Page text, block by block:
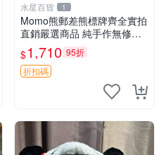
水星百貨 1
Momo熊郵差熊標牌齊全實拍
直銷嚴選商品 純手作無修圖
可收藏 郵差熊 Momo熊 標牌
商品
$1,710 95折
折扣碼